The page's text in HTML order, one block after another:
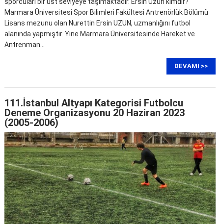
Marmara Üniversitesi Spor Bilimleri Fakültesi Antrenörlük Bölümü
Lisans mezunu olan Nurettin Ersin UZUN, uzmanlığını futbol
alanında yapmıştır. Yine Marmara Üniversitesinde Hareket ve
Antrenman…
DEVAMI >>
111.İstanbul Altyapı Kategorisi Futbolcu
Deneme Organizasyonu 20 Haziran 2023
(2005-2006)